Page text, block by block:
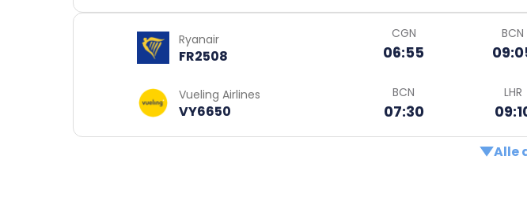
Ryanair
FR2508
CGN
06:55
BCN
Vueling Airlines
VY6650
BCN
07:30
LHR
Alle